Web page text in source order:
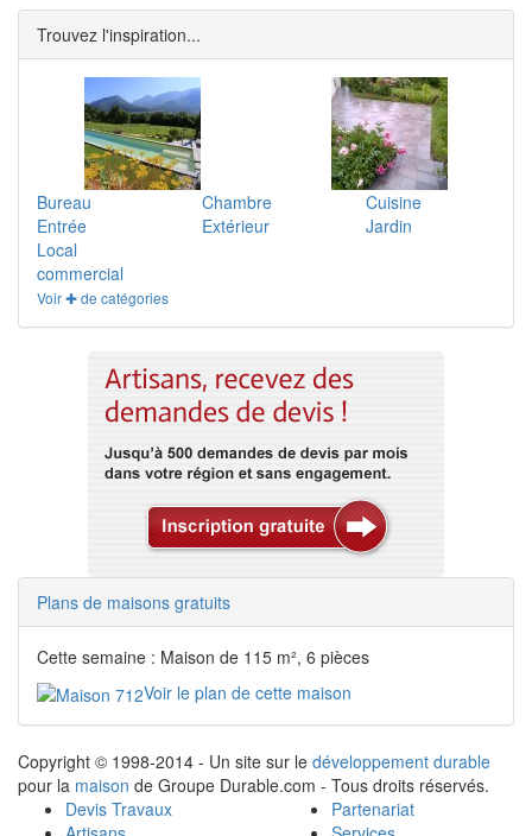
Trouvez l'inspiration...
Bureau Chambre
Cuisine
Entrée
Extérieur
Jardin
Local
commercial
Voir ✚ de catégories
Plans de maisons gratuits
Cette semaine : Maison de 115 m², 6 pièces
Voir le plan de cette maison
Copyright © 1998-2014 - Un site sur le développement durable
pour la maison de Groupe Durable.com - Tous droits réservés.
Devis Travaux
Partenariat